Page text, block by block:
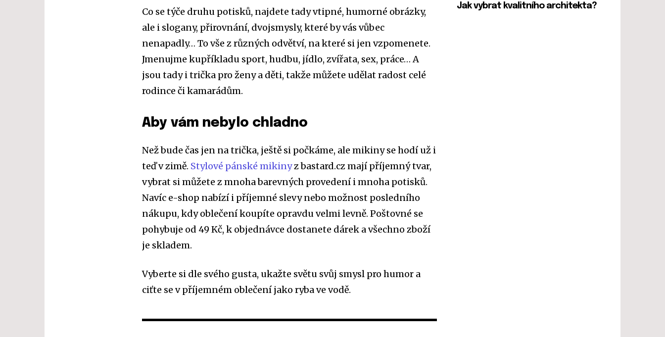
Co se týče druhu potisků, najdete tady vtipné, humorné obrázky,
ale i slogany, přirovnání, dvojsmysly, které by vás vůbec
nenapadly… To vše z různých odvětví, na které si jen vzpomenete.
Jmenujme kupříkladu sport, hudbu, jídlo, zvířata, sex, práce… A
jsou tady i trička pro ženy a děti, takže můžete udělat radost celé
rodince či kamarádům.
Aby vám nebylo chladno
Než bude čas jen na trička, ještě si počkáme, ale mikiny se hodí už i
teď v zimě. Stylové pánské mikinyz bastard.cz mají příjemný tvar,
vybrat si můžete z mnoha barevných provedení i mnoha potisků.
Navíc e-shop nabízí i příjemné slevy nebo možnost posledního
nákupu, kdy oblečení koupíte opravdu velmi levně. Poštovné se
pohybuje od 49 Kč, k objednávce dostanete dárek a všechno zboží
je skladem.
Vyberte si dle svého gusta, ukažte světu svůj smysl pro humor a
ciťte se v příjemném oblečení jako ryba ve vodě.
Jak vybrat kvalitního architekta?